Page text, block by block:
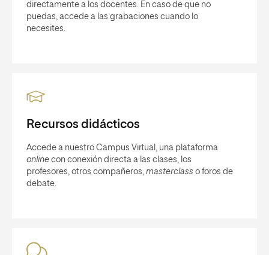
directamente a los docentes. En caso de que no
puedas, accede a las grabaciones cuando lo
necesites.
Recursos didácticos
Accede a nuestro Campus Virtual, una plataforma
online con conexión directa a las clases, los
profesores, otros compañeros, masterclass o foros de
debate.